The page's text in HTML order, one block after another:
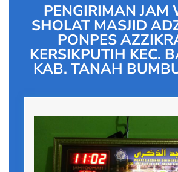
PENGIRIMAN JAM
SHOLAT MASJID
PONPES
KERSIKPUTIH KEC.
KAB. TANAH